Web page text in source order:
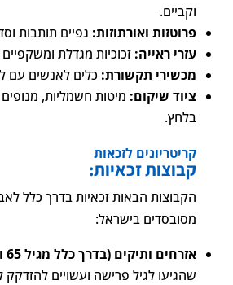
וקביים.
פרוטזות ואורתוזות: גפיים תותבות
עזרי ראייה: זכוכיות מגדלת ומשקפיים
מכשירי תקשורת: כלים לאנשים עם
ציוד שיקום: מיטות חשמליות,
בלחץ.
קריטריונים לזכאות
קבוצות זכאיות:
הקבוצות הבאות זכאיות בדרך כלל
מסובסדים בישראל:
אזרחים ותיקים (בדרך כלל מגיל 65 ומעלה):
שהגיעו לגיל פרישה ועשויים